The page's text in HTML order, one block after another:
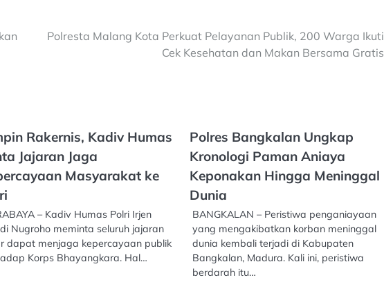
Polresta Malang Kota Perkuat Pelayanan Publik, 200 Warga Ikuti
Cek Kesehatan dan Makan Bersama Gratis
Rakernis, Kadiv Humas
Jajaran Jaga
Masyarakat ke
– Kadiv Humas Polri Irjen
Nugroho meminta seluruh jajaran
dapat menjaga kepercayaan publik
Korps Bhayangkara. Hal…
Polres Bangkalan Ungkap
Kronologi Paman Aniaya
Keponakan Hingga Meninggal
Dunia
BANGKALAN – Peristiwa penganiayaan
yang mengakibatkan korban meninggal
dunia kembali terjadi di Kabupaten
Bangkalan, Madura. Kali ini, peristiwa
berdarah itu…